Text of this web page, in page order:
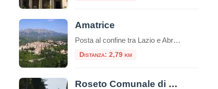
Amatrice
Posta al confine tra Lazio e Abruzzo, si trova Amatrice (955 s.l.m.). Il territorio si articola in un altipiano centrale, tra i 900 e i 1000 metri, ospitante il lago Scandarello e le numerose frazioni che le fanno da contorno.
Distanza: 2,79 km
Roseto Comunale di Roma